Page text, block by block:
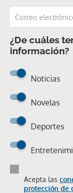
¿De cuáles
información?
Noticias
Novelas
Deportes
Acepta las
protección de